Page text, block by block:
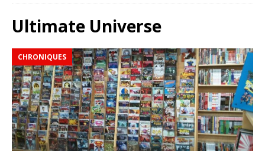
Ultimate Universe
CHRONIQUES